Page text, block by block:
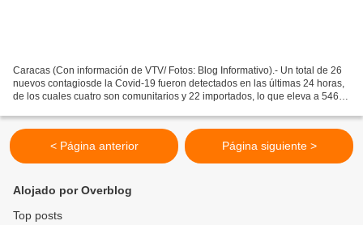
Caracas (Con información de VTV/ Fotos: Blog Informativo).- Un total de 26
nuevos contagiosde la Covid-19 fueron detectados en las últimas 24 horas,
de los cuales cuatro son comunitarios y 22 importados, lo que eleva a 546
< Página anterior Página siguiente >
Alojado por Overblog
Top posts